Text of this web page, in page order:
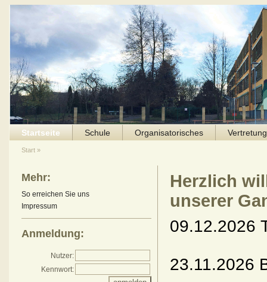
Startseite Schule Organisatorisches
Start»
Mehr:
So erreichen Sie uns
Impressum
Anmeldung:
Nutzer:
Kennwort:
Herzlich
unserer
09.12.2026
23.11.2026